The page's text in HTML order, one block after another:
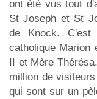
ont été vus tout
St Joseph et St
de Knock. C'est
catholique Marion
II et Mère
million de
qui sont sur un